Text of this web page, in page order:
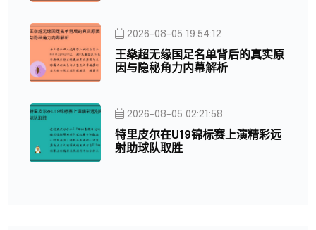
2026-08-05 19:54:12
王燊超无缘国足名单背后的真实原
因与隐秘角力内幕解析
2026-08-05 02:21:58
特里皮尔在U19锦标赛上演精彩远
射助球队取胜